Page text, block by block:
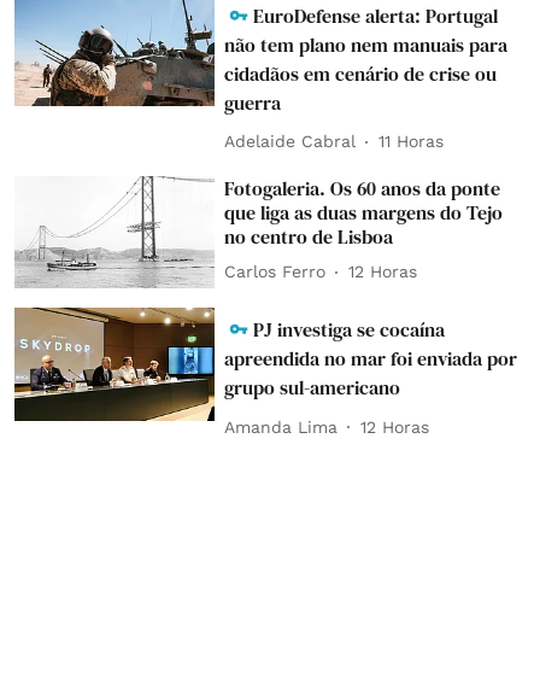
EuroDefense alerta: Portugal
não tem plano nem manuais para
cidadãos em cenário de crise ou
guerra
Adelaide Cabral 11 Horas
Fotogaleria. Os 60 anos da ponte
que liga as duas margens do Tejo
no centro de Lisboa
Carlos Ferro 12 Horas
PJ investiga se cocaína
apreendida no mar foi enviada por
grupo sul-americano
Amanda Lima 12 Horas